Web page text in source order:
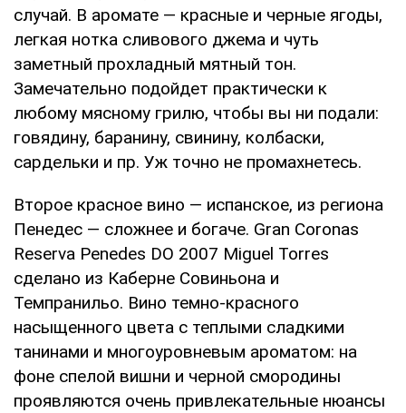
случай. В аромате — красные и черные ягоды,
легкая нотка сливового джема и чуть
заметный прохладный мятный тон.
Замечательно подойдет практически к
любому мясному грилю, чтобы вы ни подали:
говядину, баранину, свинину, колбаски,
сардельки и пр. Уж точно не промахнетесь.
Второе красное вино — испанское, из региона
Пенедес — сложнее и богаче. Gran Coronas
Reserva Penedes DO 2007 Miguel Torres
сделано из Каберне Совиньона и
Темпранильо. Вино темно-красного
насыщенного цвета с теплыми сладкими
танинами и многоуровневым ароматом: на
фоне спелой вишни и черной смородины
проявляются очень привлекательные нюансы